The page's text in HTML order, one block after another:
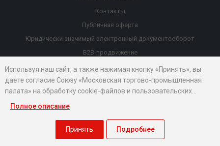
Контакты
Публичная оферта
Юридически значимый электронный документооборот
B2B-продвижение
Порекомендовать компанию
Онлайн выставки
Рейтинг компаний
© 2026 Все права защищены. Правовые документы
Используя наш сайт, а также нажимая кнопку «Принять», вы
даете согласие Союзу «Московская торгово-промышленная
палата» на обработку cookie-файлов и пользовательских
данных...
Полное описание
Принять Подробнее